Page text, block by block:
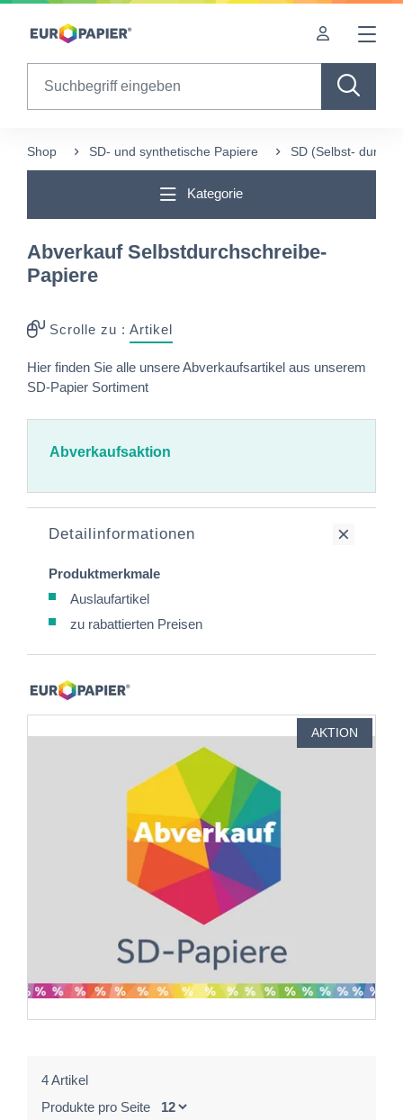
Table Of Content
Shop SD- und synthetische Papiere SD (Selbst-
Kategorie
Abverkauf Selbstdurchschreibe-
Papiere
Scrolle zu : Artikel
Hier finden Sie alle unsere Abverkaufsartikel aus unserem
SD-Papier Sortiment
Abverkaufsaktion
Detailinformationen
Produktmerkmale
Auslaufartikel
zu rabattierten Preisen
AKTION
4 Artikel
Produkte pro Seite